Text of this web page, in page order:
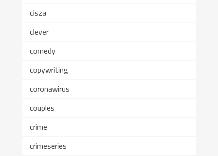
cisza
clever
comedy
copywriting
coronawirus
couples
crime
crimeseries